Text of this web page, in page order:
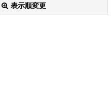
表示順変更